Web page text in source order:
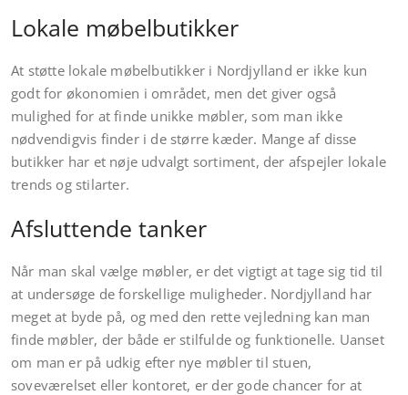
Lokale møbelbutikker
At støtte lokale møbelbutikker i Nordjylland er ikke kun
godt for økonomien i området, men det giver også
mulighed for at finde unikke møbler, som man ikke
nødvendigvis finder i de større kæder. Mange af disse
butikker har et nøje udvalgt sortiment, der afspejler lokale
trends og stilarter.
Afsluttende tanker
Når man skal vælge møbler, er det vigtigt at tage sig tid til
at undersøge de forskellige muligheder. Nordjylland har
meget at byde på, og med den rette vejledning kan man
finde møbler, der både er stilfulde og funktionelle. Uanset
om man er på udkig efter nye møbler til stuen,
soveværelset eller kontoret, er der gode chancer for at